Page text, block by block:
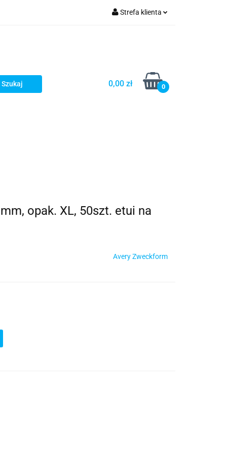
Strefa klienta
Zgody cookies
0,00 zł 0
opak. XL, 50szt. etui na
Avery Zweckform